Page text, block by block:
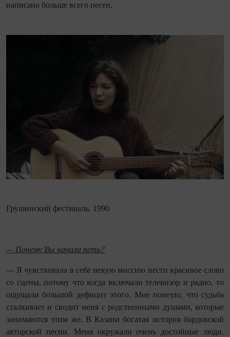
написано больше всего песен.
Грушинский фестиваль. 1990
— Почему Вы начали петь?
— Я чувствовала в себе некую миссию нести красивое слово
со сцены, потому что когда включали телевизор и радио, то
ощущали большой дефицит этого. Мне повезло, что судьба
сталкивает и сводит меня с родственными душами, которые
занимаются этим же. В Казани богатая история бардовской
авторской песни. Меня окружали очень достойные люди.